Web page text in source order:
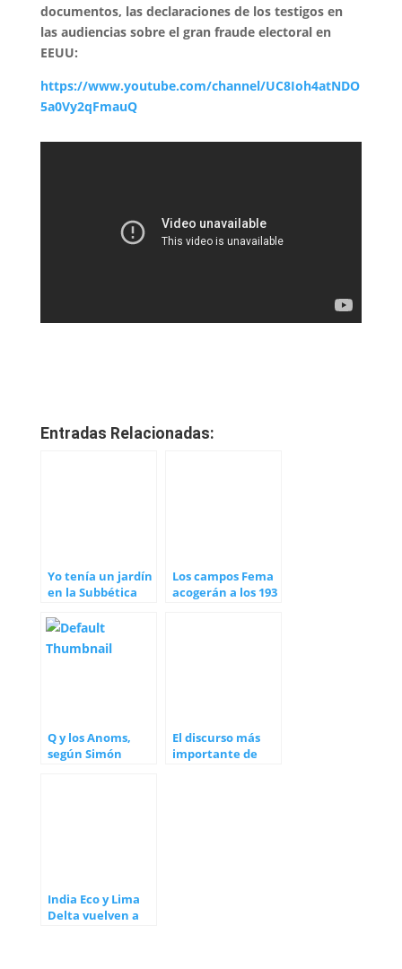
documentos, las declaraciones de los testigos en
las audiencias sobre el gran fraude electoral en
EEUU:
https://www.youtube.com/channel/UC8Ioh4atNDO
5a0Vy2qFmauQ
Entradas Relacionadas:
Yo tenía un jardín
en la Subbética
Los campos Fema
acogerán a los 193
Q y los Anoms,
según Simón
El discurso más
importante de
India Eco y Lima
Delta vuelven a